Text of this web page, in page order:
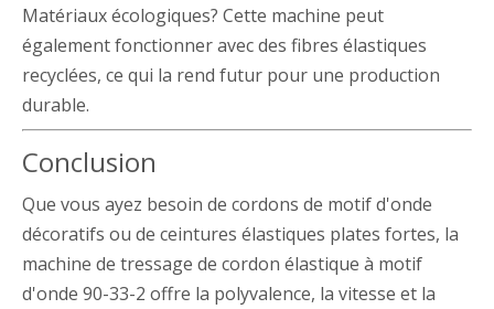
Matériaux écologiques? Cette machine peut
également fonctionner avec des fibres élastiques
recyclées, ce qui la rend futur pour une production
durable.
Conclusion
Que vous ayez besoin de cordons de motif d'onde
décoratifs ou de ceintures élastiques plates fortes, la
machine de tressage de cordon élastique à motif
d'onde 90-33-2 offre la polyvalence, la vitesse et la